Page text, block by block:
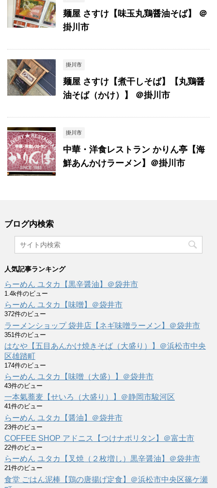
麺屋 さすけ【味玉丸鶏醤油そば】 ＠
掛川市
掛川市
麺屋 さすけ【煮干しそば】【丸鶏醤
油そば（かけ）】 ＠掛川市
掛川市
中華・洋食レストラン かりん亭【海
鮮あんかけラーメン】＠掛川市
ブログ内検索
人気記事ランキング
らーめん ユタカ【黒辛醤油】＠袋井市
1.4k件のビュー
らーめん ユタカ【味噌】＠袋井市
372件のビュー
ラーメンショップ 袋井店【ネギ味噌ラーメン】＠袋井市
351件のビュー
はなや【五目あんかけ焼きそば（大盛り）】＠浜松市中央
区雄踏町
174件のビュー
らーめん ユタカ【味噌（大盛）】＠袋井市
43件のビュー
一本氣蕎麦【せいろ（大盛り）】＠静岡市駿河区
41件のビュー
らーめん ユタカ【醤油】＠袋井市
23件のビュー
COFFEE SHOP アドニス【つけナポリタン】＠富士市
22件のビュー
らーめん ユタカ【叉焼（２枚増し）黒辛醤油】＠袋井市
21件のビュー
食堂 ごはん泥棒【鶏の唐揚げ定食】＠浜松市中央区篠ケ瀬